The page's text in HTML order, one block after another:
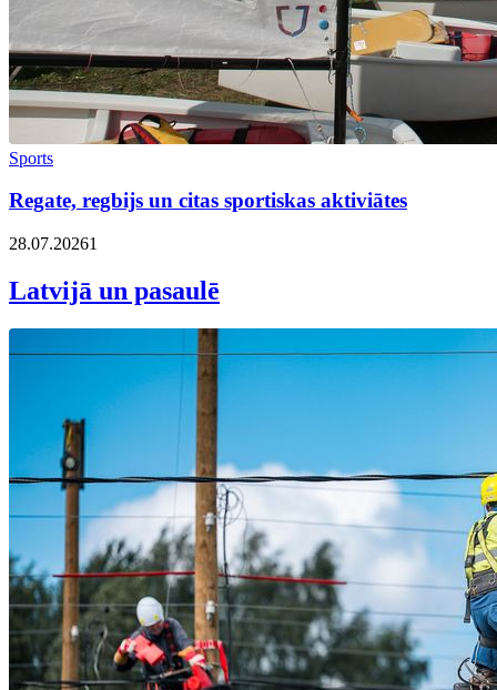
Sports
Regate, regbijs un citas sportiskas aktiviātes
28.07.20261
Latvijā un pasaulē